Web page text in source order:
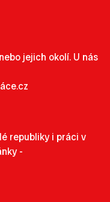
nebo jejich okolí. U nás
republiky i práci v
-